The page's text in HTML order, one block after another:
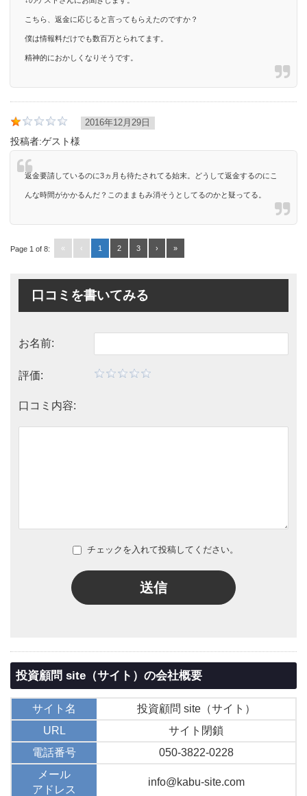
こちら、返金に応じると言ってもらえたのですか？
僕は情報料だけでも数百万とられてます。
精神的におかしくなりそうです。
2016年12月29日
投稿者:ゲスト様
返金要請しているのに3ヵ月も待たされてる始末。どうして返金するのにこ
んな時間がかかるんだ？このままもみ消そうとしてるのかと疑ってる。
Page 1 of 8: « ‹ 1 2 3 › »
口コミを書いてみる
お名前:
評価:
口コミ内容:
チェックを入れて投稿してください。
送信
投資顧問 site（サイト）の会社概要
サイト名
投資顧問 site（サイト）
URL
サイト閉鎖
電話番号
050-3822-0228
メール
アドレス
info@kabu-site.com